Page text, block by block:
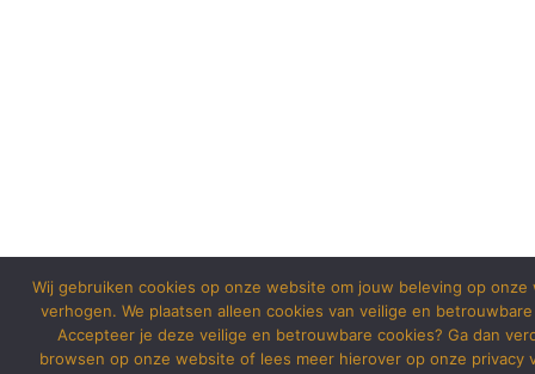
Wij gebruiken cookies op onze website om jouw beleving op
verhogen. We plaatsen alleen cookies van veilige en
Accepteer je deze veilige en betrouwbare cookies? Ga dan
browsen op onze website of lees meer hierover op onze privacy